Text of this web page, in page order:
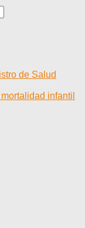
de Salud
infantil